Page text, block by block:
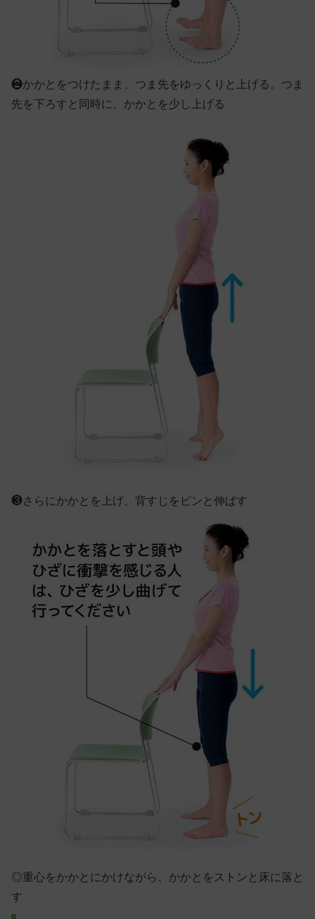
❷かかとをつけたまま、つま先をゆっくりと上げる。つま
先を下ろすと同時に、かかとを少し上げる
❸さらにかかとを上げ、背すじをピンと伸ばす
◎重心をかかとにかけながら、かかとをストンと床に落と
す